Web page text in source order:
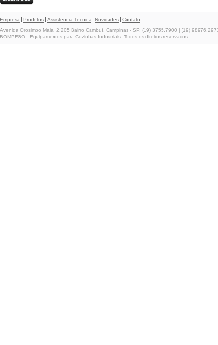
Empresa Produtos Assistência Técnica Novidades
Contato
Avenida Orosimbo Maia, 2.205 Bairro Cambuí. Campinas - SP. (19) 3755.7900 | (19)
BOMPESO - Equipamentos para Cozinhas Industriais. Todos os direitos reservados.